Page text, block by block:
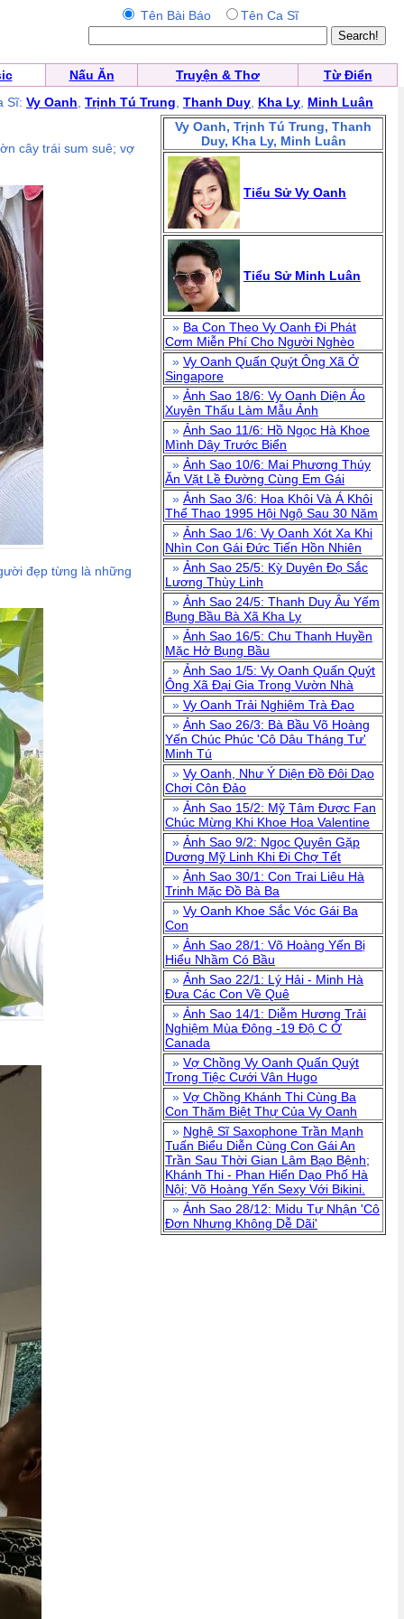
Tên Bài Báo Tên Ca Sĩ
Nấu Ăn Truyện & Thơ
Từ Điển
Sĩ: Vy Oanh Trịnh Tú Trung Thanh Duy Kha Ly Minh Luân
cây trái sum suê; vợ
đẹp từng là những
Vy Oanh, Trịnh Tú Trung, Thanh
Duy, Kha Ly, Minh Luân
Tiểu Sử Vy Oanh
Tiểu Sử Minh Luân
» Ba Con Theo Vy Oanh Đi Phát
Cơm Miễn Phí Cho Người Nghèo
» Vy Oanh Quấn Quýt Ông Xã Ở
Singapore
» Ảnh Sao 18/6: Vy Oanh Diện Áo
Xuyên Thấu Làm Mẫu Ảnh
» Ảnh Sao 11/6: Hồ Ngọc Hà Khoe
Mình Dây Trước Biển
» Ảnh Sao 10/6: Mai Phương Thúy
Ăn Vặt Lề Đường Cùng Em Gái
» Ảnh Sao 3/6: Hoa Khôi Và Á Khôi
Thể Thao 1995 Hội Ngộ Sau 30 Năm
» Ảnh Sao 1/6: Vy Oanh Xót Xa Khi
Nhìn Con Gái Đức Tiến Hồn Nhiên
» Ảnh Sao 25/5: Kỳ Duyên Đọ Sắc
Lương Thùy Linh
» Ảnh Sao 24/5: Thanh Duy Âu Yếm
Bụng Bầu Bà Xã Kha Ly
» Ảnh Sao 16/5: Chu Thanh Huyền
Mặc Hở Bụng Bầu
» Ảnh Sao 1/5: Vy Oanh Quấn Quýt
Ông Xã Đại Gia Trong Vườn Nhà
» Vy Oanh Trải Nghiệm Trà Đạo
» Ảnh Sao 26/3: Bà Bầu Võ Hoàng
Yến Chúc Phúc 'Cô Dâu Tháng Tư'
Minh Tú
» Vy Oanh, Như Ý Diện Đồ Đôi Dạo
Chơi Côn Đảo
» Ảnh Sao 15/2: Mỹ Tâm Được Fan
Chúc Mừng Khi Khoe Hoa Valentine
» Ảnh Sao 9/2: Ngọc Quyên Gặp
Dương Mỹ Linh Khi Đi Chợ Tết
» Ảnh Sao 30/1: Con Trai Liêu Hà
Trinh Mặc Đồ Bà Ba
» Vy Oanh Khoe Sắc Vóc Gái Ba
Con
» Ảnh Sao 28/1: Võ Hoàng Yến Bị
Hiểu Nhầm Có Bầu
» Ảnh Sao 22/1: Lý Hải - Minh Hà
Đưa Các Con Về Quê
» Ảnh Sao 14/1: Diễm Hương Trải
Nghiệm Mùa Đông -19 Độ C Ở
Canada
» Vợ Chồng Vy Oanh Quấn Quýt
Trong Tiệc Cưới Vân Hugo
» Vợ Chồng Khánh Thi Cùng Ba
Con Thăm Biệt Thự Của Vy Oanh
» Nghệ Sĩ Saxophone Trần Mạnh
Tuấn Biểu Diễn Cùng Con Gái An
Trần Sau Thời Gian Lâm Bạo Bệnh;
Khánh Thi - Phan Hiển Dạo Phố Hà
Nội; Võ Hoàng Yến Sexy Với Bikini.
» Ảnh Sao 28/12: Midu Tự Nhận 'Cô
Đơn Nhưng Không Dễ Dãi'